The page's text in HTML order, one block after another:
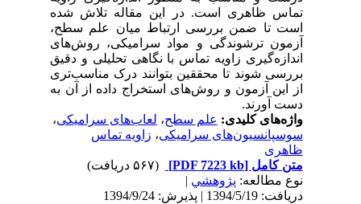
تماس ظاهری است. در این مقاله تلاش شده
است تا ضمن بررسی ارتباط میان علم سطح،
آزمون ترشوندگی و مواد سرامیکی، روش‌های
اندازه‌گیری زاویه تماس با نگاهی تحلیلی و دقیق‌
بررسی شوند تا محققین بتوانند درک مناسب‌تری
از این آزمون و روش‌های استخراج داده از آن به
دست آورند.
واژه‌های کلیدی:علم سطح،لعاب‌های سرامیکی،
سوسپانسیون‌های سرامیکی،زاویه تماس
ظاهری
متن کامل[PDF 7223 kb]
نوع مطالعه:پژوهشي|
دریافت: 1394/5/19 | پذیرش: 1394/9/24